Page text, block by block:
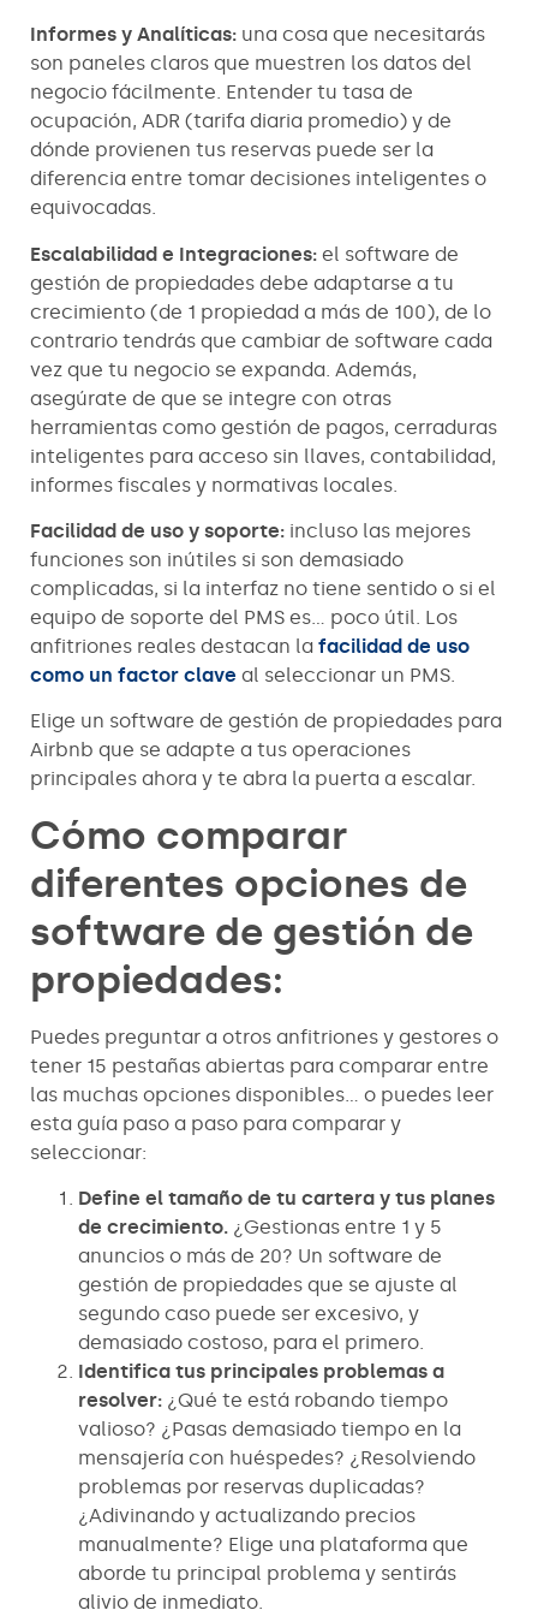
Informes y Analíticas: una cosa que necesitarás
son paneles claros que muestren los datos del
negocio fácilmente. Entender tu tasa de
ocupación, ADR (tarifa diaria promedio) y de
dónde provienen tus reservas puede ser la
diferencia entre tomar decisiones inteligentes o
equivocadas.
Escalabilidad e Integraciones: el software de
gestión de propiedades debe adaptarse a tu
crecimiento (de 1 propiedad a más de 100), de lo
contrario tendrás que cambiar de software cada
vez que tu negocio se expanda. Además,
asegúrate de que se integre con otras
herramientas como gestión de pagos, cerraduras
inteligentes para acceso sin llaves, contabilidad,
informes fiscales y normativas locales.
Facilidad de uso y soporte: incluso las mejores
funciones son inútiles si son demasiado
complicadas, si la interfaz no tiene sentido o si el
equipo de soporte del PMS es… poco útil. Los
anfitriones reales destacan la facilidad de uso
como un factor clave al seleccionar un PMS.
Elige un software de gestión de propiedades para
Airbnb que se adapte a tus operaciones
principales ahora y te abra la puerta a escalar.
Cómo comparar
diferentes opciones de
software de gestión de
propiedades:
Puedes preguntar a otros anfitriones y gestores o
tener 15 pestañas abiertas para comparar entre
las muchas opciones disponibles… o puedes leer
esta guía paso a paso para comparar y
seleccionar:
Define el tamaño de tu cartera y tus planes
de crecimiento. ¿Gestionas entre 1 y 5
anuncios o más de 20? Un software de
gestión de propiedades que se ajuste al
segundo caso puede ser excesivo, y
demasiado costoso, para el primero.
Identifica tus principales problemas a
resolver: ¿Qué te está robando tiempo
valioso? ¿Pasas demasiado tiempo en la
mensajería con huéspedes? ¿Resolviendo
problemas por reservas duplicadas?
¿Adivinando y actualizando precios
manualmente? Elige una plataforma que
aborde tu principal problema y sentirás
alivio de inmediato.